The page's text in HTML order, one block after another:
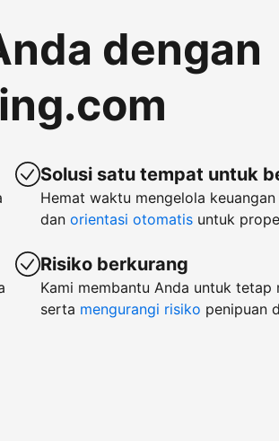
dengan
Solusi satu tempat untuk
Hemat waktu mengelola
dan orientasi otomatis untuk
Risiko berkurang
Kami membantu Anda untuk tetap
serta mengurangi risiko penipuan